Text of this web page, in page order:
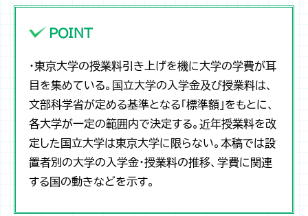
POINT
・東京大学の授業料引き上げを機に大学の学費が耳
目を集めている。国立大学の入学金及び授業料は、
文部科学省が定める基準となる「標準額」をもとに、
各大学が一定の範囲内で決定する。近年授業料を改
定した国立大学は東京大学に限らない。本稿では設
置者別の大学の入学金・授業料の推移、学費に関連
する国の動きなどを示す。